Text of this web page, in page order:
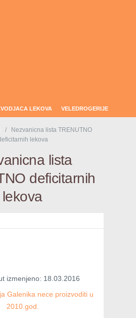
LEKOVA VELEDROGERIJE
Nezvanicna lista TRENUTNO
lekova
lista
deficitarnih
lekova
izmenjeno: 18.03.2016
Galenika nece proizvoditi u
2010.god.